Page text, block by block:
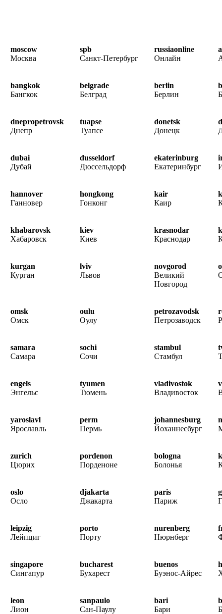
moscow
Москва
spb
Санкт-Петербург
russiaonline
Онлайн
bangkok
Бангкок
belgrade
Белград
berlin
Берлин
dnepropetrovsk
Днепр
tuapse
Туапсе
donetsk
Донецк
dubai
Дубай
dusseldorf
Дюссельдорф
ekaterinburg
Екатеринбург
hannover
Ганновер
hongkong
Гонконг
kair
Каир
khabarovsk
Хабаровск
kiev
Киев
krasnodar
Краснодар
kurgan
Курган
lviv
Львов
novgorod
Великий
Новгород
omsk
Омск
oulu
Оулу
petrozavodsk
Петрозаводск
samara
Самара
sochi
Сочи
stambul
Стамбул
engels
Энгельс
tyumen
Тюмень
vladivostok
Владивосток
yaroslavl
Ярославль
perm
Пермь
johannesburg
Йоханнесбург
zurich
Цюрих
pordenon
Порденоне
bologna
Болонья
oslo
Осло
djakarta
Джакарта
paris
Париж
leipzig
Лейпциг
porto
Порту
nurenberg
Нюрнберг
singapore
Сингапур
bucharest
Бухарест
buenos
Буэнос-Айрес
leon
Лион
sanpaulo
Сан-Паулу
bari
Бари